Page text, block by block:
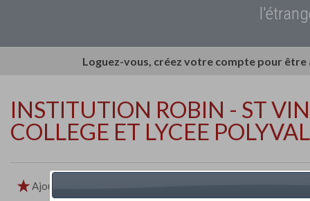
Loguez-vous, créez votre compte pour
INSTITUTION ROBIN - ST
COLLEGE ET LYCEE
Ajouter aux favoris